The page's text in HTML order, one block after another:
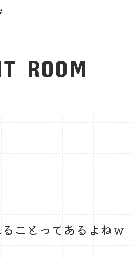
ROOM
ことってあるよねｗ